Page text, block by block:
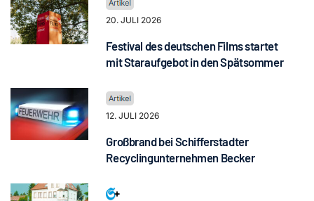
20. JULI 2026
Festival des deutschen Films startet
mit Staraufgebot in den Spätsommer
12. JULI 2026
Großbrand bei Schifferstadter
Recyclingunternehmen Becker